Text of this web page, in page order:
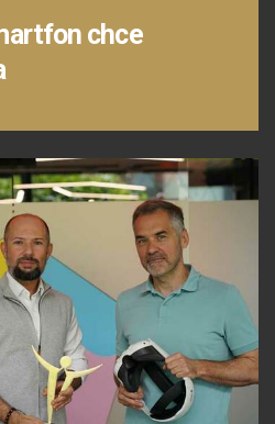
chce